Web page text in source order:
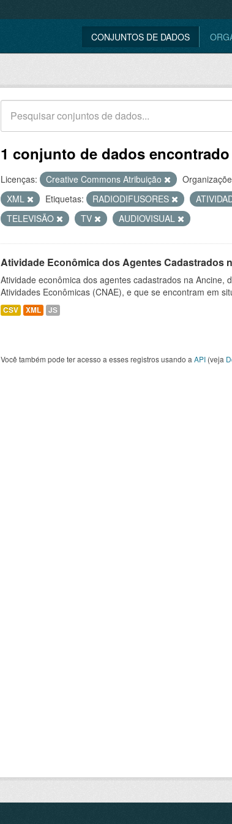
CONJUNTOS DE DADOS
1 conjunto de dados encontrado
Licenças: Creative Commons Atribuição
XML
Etiquetas: RADIODIFUSORES
TELEVISÃO
TV AUDIOVISUAL
Atividade Econômica dos Agentes Cadastrados
Atividade econômica dos agentes cadastrados na Ancine,
Atividades Econômicas (CNAE), e que se encontram em
CSV XML JS
Você também pode ter acesso a esses registros usando a API (veja